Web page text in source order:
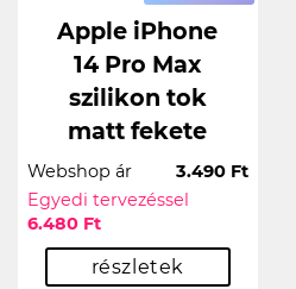
Apple iPhone
14 Pro Max
szilikon tok
matt fekete
Webshop ár
3.490 Ft
Egyedi tervezéssel
6.480 Ft
részletek